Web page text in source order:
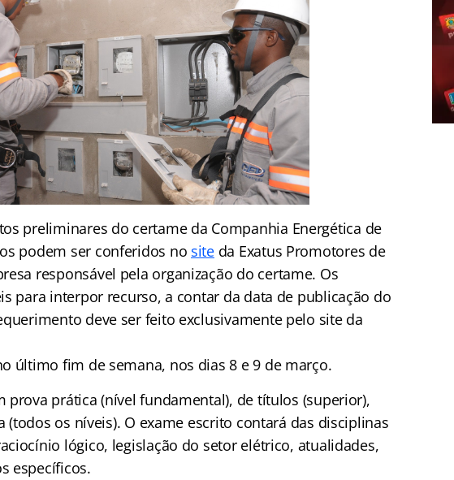
preliminares do certame da Companhia Energética de
podem ser conferidos no siteda Exatus Promotores de
responsável pela organização do certame. Os
para interpor recurso, a contar da data de publicação do
deve ser feito exclusivamente pelo site da
último fim de semana, nos dias 8 e 9 de março.
prova prática (nível fundamental), de títulos (superior),
(todos os níveis). O exame escrito contará das disciplinas
lógico, legislação do setor elétrico, atualidades,
específicos.